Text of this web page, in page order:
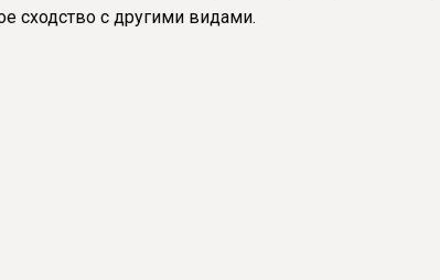
сходство с другими видами.